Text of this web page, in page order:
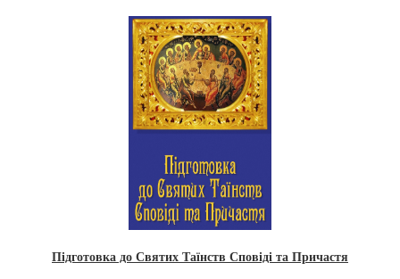
Підготовка до Святих Таїнств Сповіді та Причастя